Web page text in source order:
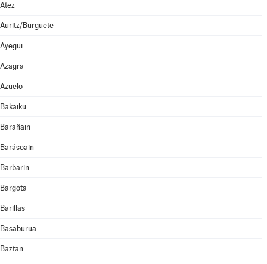
Atez
Auritz/Burguete
Ayegui
Azagra
Azuelo
Bakaiku
Barañain
Barásoain
Barbarin
Bargota
Barillas
Basaburua
Baztan